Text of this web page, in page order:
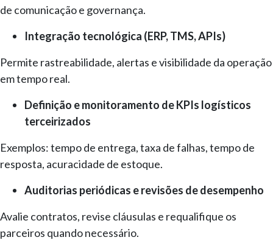
de comunicação e governança.
Integração tecnológica (ERP, TMS, APIs)
Permite rastreabilidade, alertas e visibilidade da operação
em tempo real.
Definição e monitoramento de KPIs logísticos
terceirizados
Exemplos: tempo de entrega, taxa de falhas, tempo de
resposta, acuracidade de estoque.
Auditorias periódicas e revisões de desempenho
Avalie contratos, revise cláusulas e requalifique os
parceiros quando necessário.